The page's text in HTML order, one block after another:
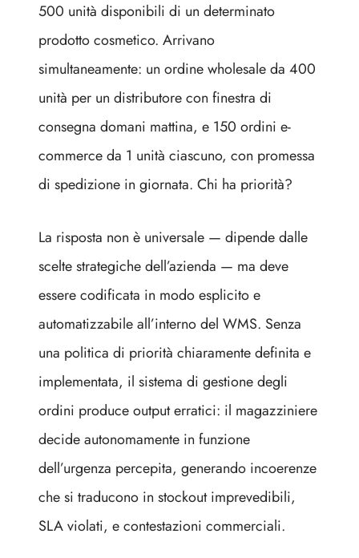
500 unità disponibili di un determinato
prodotto cosmetico. Arrivano
simultaneamente: un ordine wholesale da 400
unità per un distributore con finestra di
consegna domani mattina, e 150 ordini e-
commerce da 1 unità ciascuno, con promessa
di spedizione in giornata. Chi ha priorità?
La risposta non è universale — dipende dalle
scelte strategiche dell’azienda — ma deve
essere codificata in modo esplicito e
automatizzabile all’interno del WMS. Senza
una politica di priorità chiaramente definita e
implementata, il sistema di gestione degli
ordini produce output erratici: il magazziniere
decide autonomamente in funzione
dell’urgenza percepita, generando incoerenze
che si traducono in stockout imprevedibili,
SLA violati, e contestazioni commerciali.